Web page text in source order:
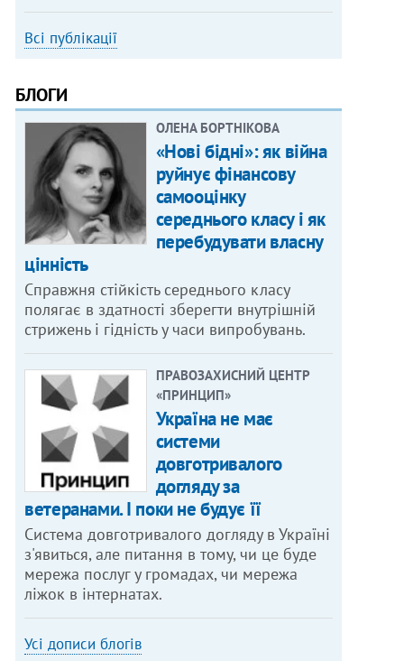
Всі публікації
БЛОГИ
ОЛЕНА БОРТНІКОВА
«Нові бідні»: як війна
руйнує фінансову
самооцінку
середнього класу і як
перебудувати власну
цінність
Справжня стійкість середнього класу
полягає в здатності зберегти внутрішній
стрижень і гідність у часи випробувань.
ПРАВОЗАХИСНИЙ ЦЕНТР
«ПРИНЦИП»
Україна не має
системи
довготривалого
догляду за
ветеранами. І поки не будує її
Система довготривалого догляду в Україні
з'явиться, але питання в тому, чи це буде
мережа послуг у громадах, чи мережа
ліжок в інтернатах.
Усі дописи блогів